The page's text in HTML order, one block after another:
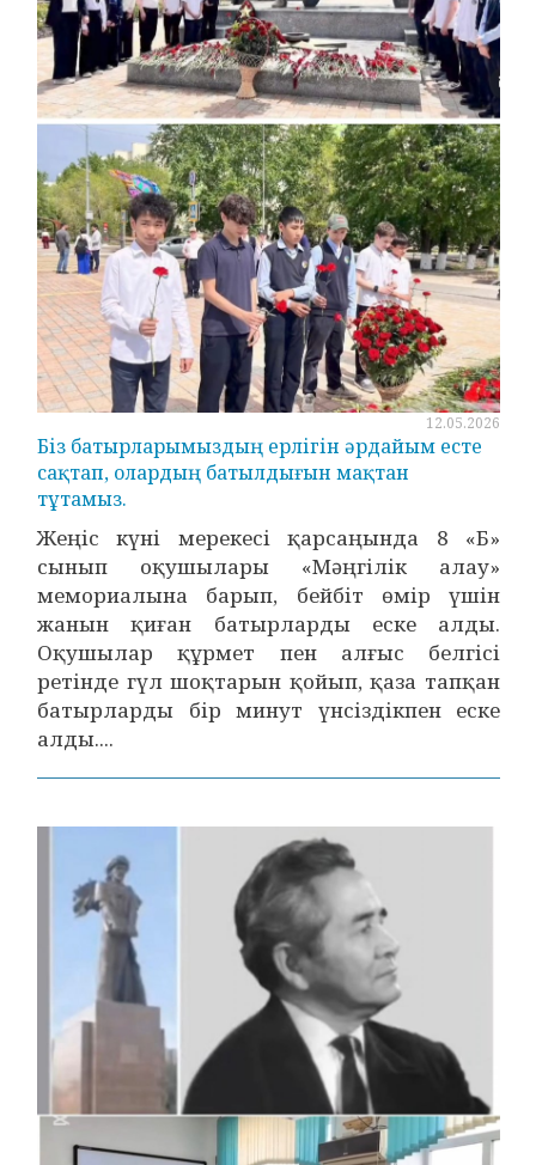
12.05.2026
Біз батырларымыздың ерлігін әрдайым есте
сақтап, олардың батылдығын мақтан
тұтамыз.
Жеңіс күні мерекесі қарсаңында 8 «Б»
сынып оқушылары «Мәңгілік алау»
мемориалына барып, бейбіт өмір үшін
жанын қиған батырларды еске алды.
Оқушылар құрмет пен алғыс белгісі
ретінде гүл шоқтарын қойып, қаза тапқан
батырларды бір минут үнсіздікпен еске
алды....